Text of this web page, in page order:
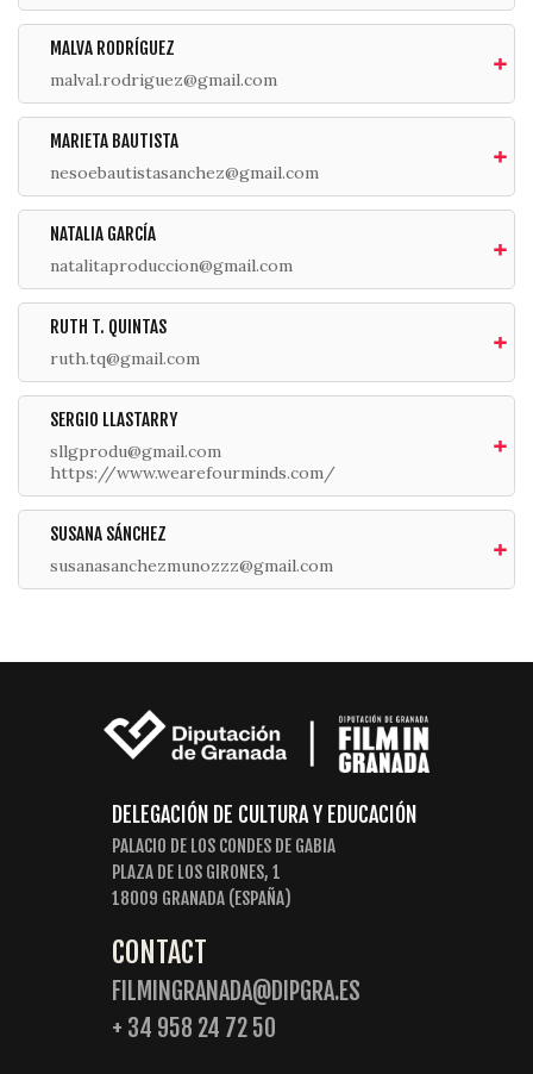
MALVA RODRÍGUEZ
malval.rodriguez@gmail.com
MARIETA BAUTISTA
nesoebautistasanchez@gmail.com
NATALIA GARCÍA
natalitaproduccion@gmail.com
RUTH T. QUINTAS
ruth.tq@gmail.com
SERGIO LLASTARRY
sllgprodu@gmail.com
https://www.wearefourminds.com/
SUSANA SÁNCHEZ
susanasanchezmunozzz@gmail.com
DELEGACIÓN DE CULTURA Y EDUCACIÓN
PALACIO DE LOS CONDES DE GABIA
PLAZA DE LOS GIRONES, 1
18009 GRANADA (ESPAÑA)
CONTACT
FILMINGRANADA@DIPGRA.ES
+ 34 958 24 72 50